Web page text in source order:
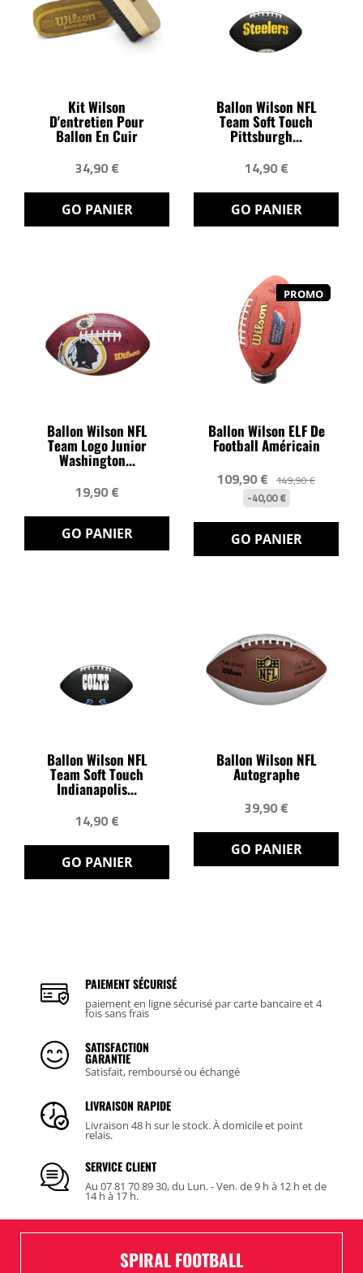
Kit Wilson
D'entretien Pour
Ballon En Cuir
34,90 €
GO PANIER
Ballon Wilson NFL
Team Soft Touch
Pittsburgh...
14,90 €
GO PANIER
Ballon Wilson NFL
Team Logo Junior
Washington...
19,90 €
GO PANIER
PROMO
Ballon Wilson ELF De
Football Américain
109,90 € 149,90 €
-40,00 €
GO PANIER
Ballon Wilson NFL
Team Soft Touch
Indianapolis...
14,90 €
GO PANIER
Ballon Wilson NFL
Autographe
39,90 €
GO PANIER
PAIEMENT SÉCURISÉ
paiement en ligne sécurisé par carte bancaire et 4
fois sans frais
SATISFACTION
GARANTIE
Satisfait, remboursé ou échangé
LIVRAISON RAPIDE
Livraison 48 h sur le stock. À domicile et point
relais.
SERVICE CLIENT
Au 07 81 70 89 30, du Lun. - Ven. de 9 h à 12 h et de
14 h à 17 h.
SPIRAL FOOTBALL